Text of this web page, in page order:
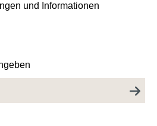
und Informationen